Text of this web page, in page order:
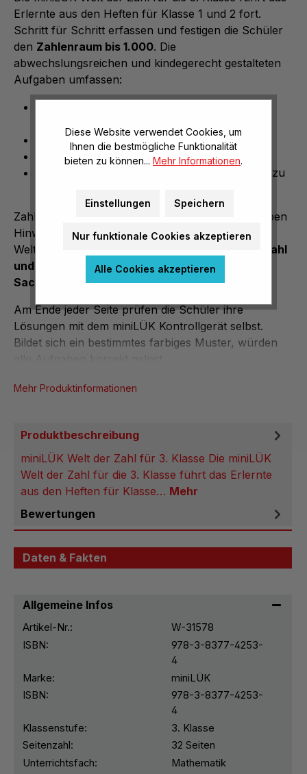
Erlernte aus den Heften für Klasse 1 und 2 fort.
Schritt für Schritt erfassen und festigen die Schüler
den Zahlenraum bis 1.000. Die
abwechslungsreichen und kindegerecht gestalteten
Aufgaben umfassen:
Rechnen mit Geld, Maßen und Gewichten
Uhrzeiten
geometrische Übungen zum Würfelnetz und zu
Zahlix und Zahline begleiten Ihre Schüler und geben
Hinweise zu den Aufgabenstellungen im miniLÜK
Welt der Zahl 3. Klasse. Geübt wird mit
Zahlenstrahl
und Zahlenmauern, Sonnenaufgaben sowie
Sachaufgaben und Diagrammen.
Am Ende jeder Seite prüfen die Schüler ihre
Lösungen mit dem miniLÜK Kontrollgerät selbst.
Bildet sich ein bestimmtes farbiges Muster, würden
Mehr Produktinformationen
Produktbeschreibung
miniLÜK Welt der Zahl für 3. Klasse Die miniLÜK
Welt der Zahl für die 3. Klasse führt das Erlernte
aus den Heften für Klasse… Mehr
Bewertungen
Daten & Fakten
Allgemeine Infos
Artikel-Nr.:
W-31578
ISBN:
978-3-8377-4253-
4
Marke:
miniLÜK
ISBN:
978-3-8377-4253-
4
Klassenstufe:
3. Klasse
Seitenzahl:
32 Seiten
Unterrichtsfach:
Mathematik
Diese Website verwendet Cookies, um
Ihnen die bestmögliche Funktionalität
bieten zu können... Mehr Informationen.
Einstellungen Speichern
Nur funktionale Cookies akzeptieren
Alle Cookies akzeptieren